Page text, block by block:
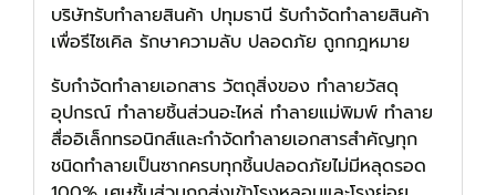
บริษัทรับทำลายสินค้า ปทุมธานี รับกำจัดทำลายสินค้า
เพื่อรีไซเคิล รักษาความลับ ปลอดภัย ถูกกฎหมาย
รับกำจัดทำลายเอกสาร วัตถุสิ่งของ ทำลายวัสดุ
อุปกรณ์ ทำลายชิ้นส่วนอะไหล่ ทำลายแม่พิมพ์ ทำลาย
สื่ออิเล็กทรอนิกส์และกำจัดทำลายเอกสารสำคัญทุก
ชนิดทำลายเป็นซากครบทุกชิ้นปลอดภัยไม่มีหลุดรอด